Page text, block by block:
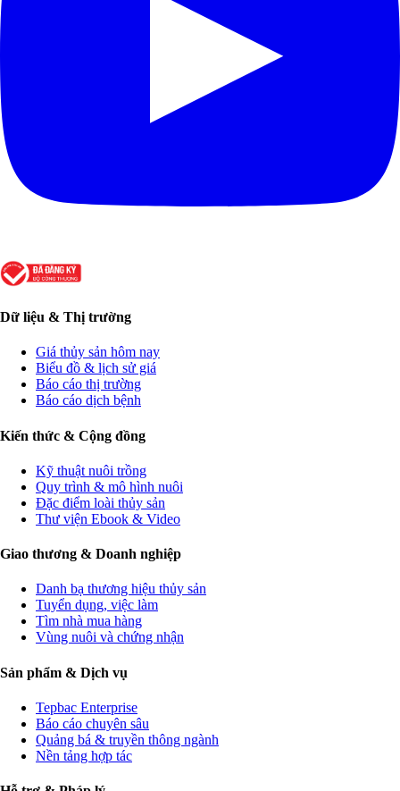
Dữ liệu & Thị trường
Giá thủy sản hôm nay
Biểu đồ & lịch sử giá
Báo cáo thị trường
Báo cáo dịch bệnh
Kiến thức & Cộng đồng
Kỹ thuật nuôi trồng
Quy trình & mô hình nuôi
Đặc điểm loài thủy sản
Thư viện Ebook & Video
Giao thương & Doanh nghiệp
Danh bạ thương hiệu thủy sản
Tuyển dụng, việc làm
Tìm nhà mua hàng
Vùng nuôi và chứng nhận
Sản phẩm & Dịch vụ
Tepbac Enterprise
Báo cáo chuyên sâu
Quảng bá & truyền thông ngành
Nền tảng hợp tác